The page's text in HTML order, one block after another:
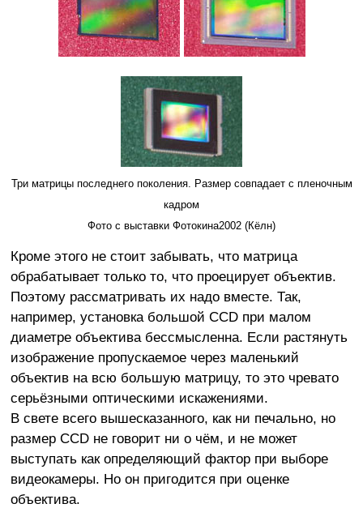
Три матрицы последнего поколения. Размер совпадает с пленочным
кадром
Фото с выставки Фотокина2002 (Кёлн)
Кроме этого не стоит забывать, что матрица
обрабатывает только то, что проецирует объектив.
Поэтому рассматривать их надо вместе. Так,
например, установка большой CCD при малом
диаметре объектива бессмысленна. Если растянуть
изображение пропускаемое через маленький
объектив на всю большую матрицу, то это чревато
серьёзными оптическими искажениями.
В свете всего вышесказанного, как ни печально, но
размер CCD не говорит ни о чём, и не может
выступать как определяющий фактор при выборе
видеокамеры. Но он пригодится при оценке
объектива.